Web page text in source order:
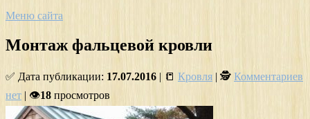
Меню сайта
Монтаж фальцевой кровли
✅ Дата публикации: 17.07.2016 | 📒 Кровля | 🕵 Комментариев
нет | 👁18 просмотров